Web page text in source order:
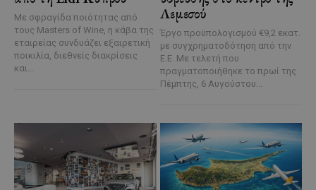
Με σφραγίδα ποιότητας από
τους Masters of Wine, η κάβα της
εταιρείας συνδυάζει εξαιρετική
ποικιλία, διεθνείς διακρίσεις
και...
Λεμεσού
Έργο προϋπολογισμού €9,2 εκατ.
με συγχρηματοδότηση από την
Ε.Ε. Με τελετή που
πραγματοποιήθηκε το πρωί της
Πέμπτης, 6 Αυγούστου...